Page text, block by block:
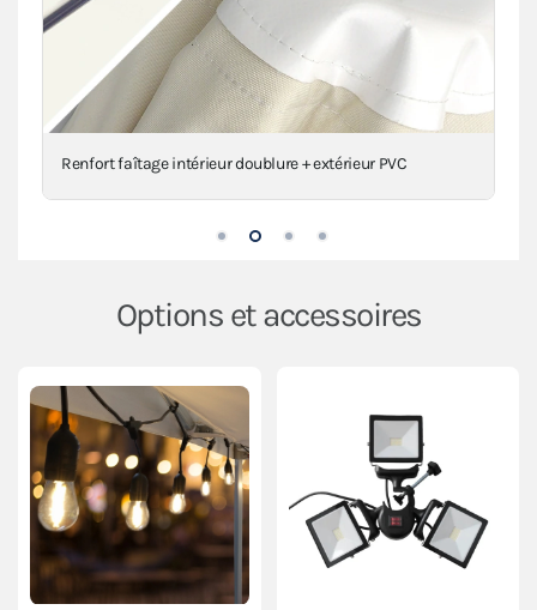
Renfort faîtage intérieur doublure + extérieur PVC
Options et accessoires